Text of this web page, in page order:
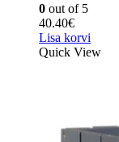
0 out of 5
40.40€
Lisa korvi
Quick View